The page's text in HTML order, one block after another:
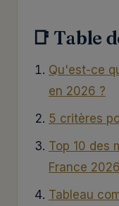
📑 Table
Qu'est-ce
en 2026 ?
5 critères
Top 10 des
France 2026
Tableau